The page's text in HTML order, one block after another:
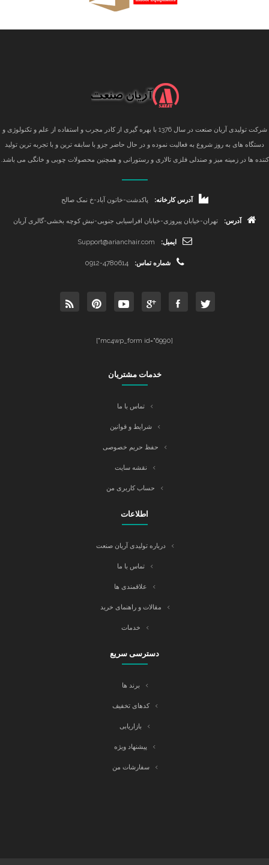
شرکت تولیدی آریان صنعت در سال 1376 با بهره گیری از کادر مجرب و استفاده از علم و تکنولوژی و
دستگاه های به روز شروع به فعالیت نموده و در حال حاضر جزو با سابقه ترین و با تجربه ترین تولید
کننده ها در زمینه میز و صندلی فلزی تالاری و رستورانی و همچنین محصولات چوبی و خانگی می باشد.
آدرس کارخانه: پاکدشت-خاتون آباد-خ نمک صالح
آدرس: تهران-خیابان پیروزی-خیابان افراسیابی جنوبی-نبش کوچه بخشی-گالری آریان
ایمیل: Support@arianchair.com
شماره تماس: 0912-4780614
[mc4wp_form id="6990"]
خدمات مشتریان
تماس با ما
شرایط و قوانین
حفظ حریم خصوصی
نقشه سایت
حساب کاربری من
اطلاعات
درباره تولیدی آریان صنعت
تماس با ما
علاقمندی ها
مقالات و راهنمای خرید
خدمات
دسترسی سریع
برند ها
کدهای تخفیف
بازاریابی
پیشنهاد ویژه
سفارشات من